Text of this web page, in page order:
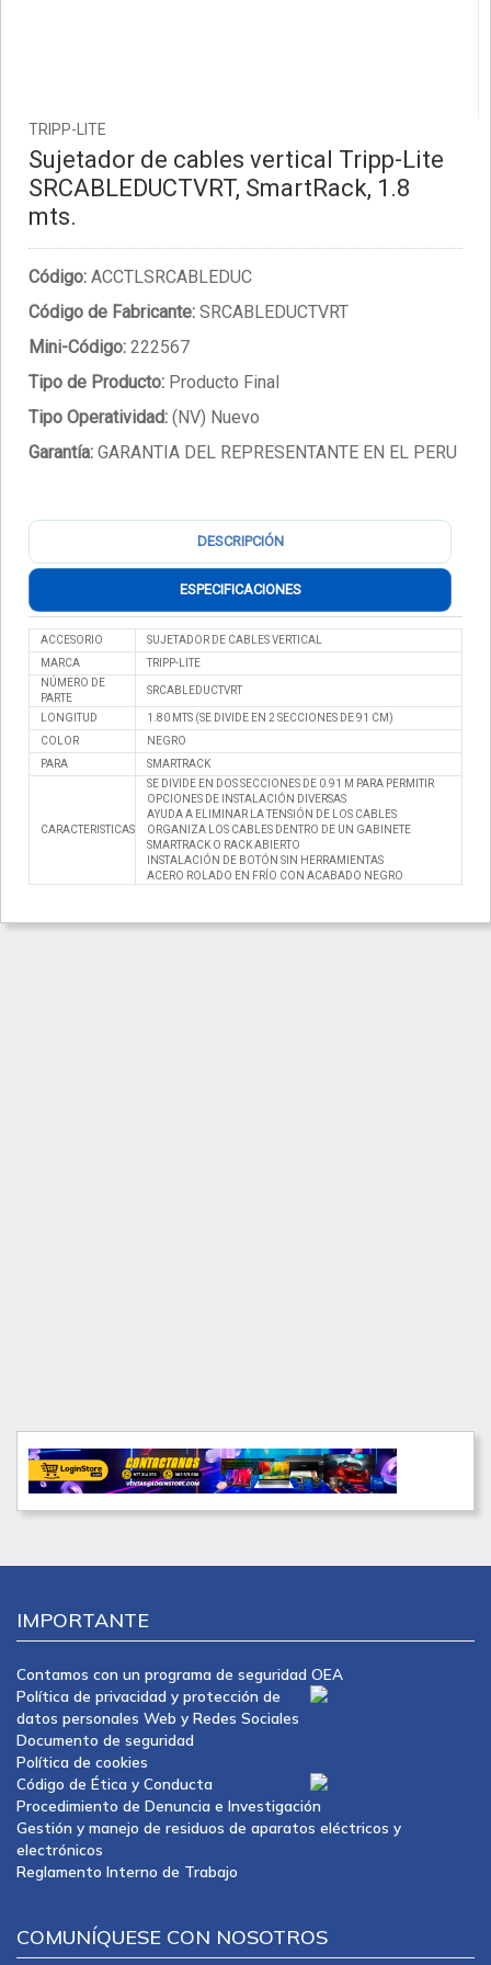
TRIPP-LITE
Sujetador de cables vertical Tripp-Lite
SRCABLEDUCTVRT, SmartRack, 1.8
mts.
Código: ACCTLSRCABLEDUC
Código de Fabricante: SRCABLEDUCTVRT
Mini-Código: 222567
Tipo de Producto: Producto Final
Tipo Operatividad: (NV) Nuevo
Garantía: GARANTIA DEL REPRESENTANTE EN EL PERU
DESCRIPCIÓN
ESPECIFICACIONES
ACCESORIO
SUJETADOR DE CABLES VERTICAL
MARCA
TRIPP-LITE
NÚMERO DE
PARTE
SRCABLEDUCTVRT
LONGITUD
1.80 MTS (SE DIVIDE EN 2 SECCIONES DE 91 CM)
COLOR
NEGRO
PARA
SMARTRACK
CARACTERISTICAS
SE DIVIDE EN DOS SECCIONES DE 0.91 M PARA PERMITIR
OPCIONES DE INSTALACIÓN DIVERSAS
AYUDA A ELIMINAR LA TENSIÓN DE LOS CABLES
ORGANIZA LOS CABLES DENTRO DE UN GABINETE
SMARTRACK O RACK ABIERTO
INSTALACIÓN DE BOTÓN SIN HERRAMIENTAS
ACERO ROLADO EN FRÍO CON ACABADO NEGRO
IMPORTANTE
Contamos con un programa de seguridad OEA
Política de privacidad y protección de
datos personales Web y Redes Sociales
Documento de seguridad
Política de cookies
Código de Ética y Conducta
Procedimiento de Denuncia e Investigación
Gestión y manejo de residuos de aparatos eléctricos y
electrónicos
Reglamento Interno de Trabajo
COMUNÍQUESE CON NOSOTROS